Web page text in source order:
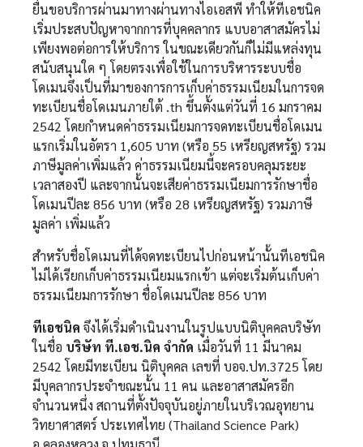
ยื่นขอบริการผ่านมาทางผ่านทางไอเอสพี ทำให้ทีเอชนิค
เริ่มประสบปัญหาจากการที่บุคคลากร แบบอาสาสมัครไม่
เพียงพอต่อการให้บริการ ในขณะเดียวกันก็ไม่มีแหล่งทุน
สนับสนุนใด ๆ โดยตรงเพื่อใช้ในการบริหารระบบชื่อ
โดเมนจึงเป็นที่มาของการการเก็บค่าธรรมเนียมในการจด
ทะเบียนชื่อโดเมนภายใต้ .th ขึ้นตั้งแต่วันที่ 16 มกราคม
2542 โดยกำหนดค่าธรรมเนียมการจดทะเบียนชื่อโดเมน
แรกเริ่มในอัตรา 1,605 บาท (หรือ 55 เหรียญสหรัฐ) รวม
ภาษีมูลค่าเพิ่มแล้ว ค่าธรรมเนียมนี้จะครอบคลุมระยะ
เวลาสองปี และจากนั้นจะเสียค่าธรรมเนียมการรักษาชื่อ
โดเมนปีละ 856 บาท (หรือ 28 เหรียญสหรัฐ) รวมภาษี
มูลค่า เพิ่มแล้ว
สำหรับชื่อโดเมนที่ได้จดทะเบียนไปก่อนหน้านั้นทีเอชนิค
ไม่ได้เรียกเก็บค่าธรรมเนียมแรกเข้า แต่จะเริ่มต้นเก็บค่า
ธรรมเนียมการรักษา ชื่อโดเมนปีละ 856 บาท
ทีเอชนิค จึงได้เริ่มดำเนินงานในรูปแบบนิติบุคคลบริษัท
ในชื่อ บริษัท ที.เอช.นิค จำกัด เมื่อวันที่ 11 มีนาคม
2542 โดยมีทะเบียน นิติบุคคล เลขที่ บอจ.ปท.3725 โดย
มีบุคลากรประจำขณะนั้น 11 คน และอาสาสมัครอีก
จำนวนหนึ่ง สถานที่ตั้งปัจจุบันอยู่ภายในบริเวณอุทยาน
วิทยาศาสตร์ ประเทศไทย (Thailand Science Park)